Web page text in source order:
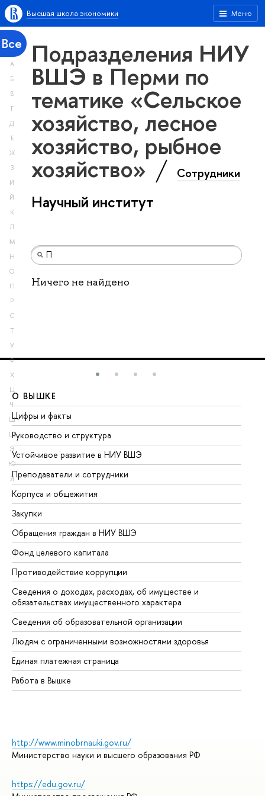
Меню
Высшая школа экономики
Все
А
Б
В
Г
Д
Е
Ж
З
И
Й
К
Л
М
Н
О
П
Р
С
Т
У
Ф
Х
Ц
Ч
Ш
Щ
Э
Ю
Я
Подразделения НИУ
ВШЭ в Перми по
тематике «Сельское
хозяйство, лесное
хозяйство, рыбное
хозяйство» Сотрудники
Научный институт
Ничего не найдено
О ВЫШКЕ
Цифры и факты
Руководство и структура
Устойчивое развитие в НИУ ВШЭ
Преподаватели и сотрудники
Корпуса и общежития
Закупки
Обращения граждан в НИУ ВШЭ
Фонд целевого капитала
Противодействие коррупции
Сведения о доходах, расходах, об имуществе и
обязательствах имущественного характера
Сведения об образовательной организации
Людям с ограниченными возможностями здоровья
Единая платежная страница
Работа в Вышке
http://www.minobrnauki.gov.ru/
Министерство науки и высшего образования РФ
https://edu.gov.ru/